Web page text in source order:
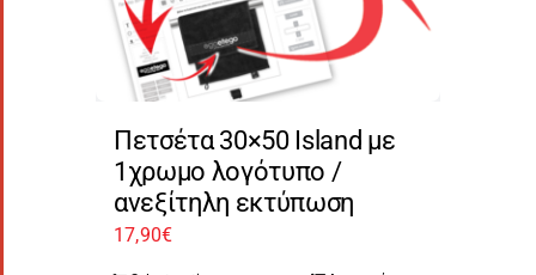
Πετσέτα 30×50 Island με
1χρωμο λογότυπο /
ανεξίτηλη εκτύπωση
17,90€